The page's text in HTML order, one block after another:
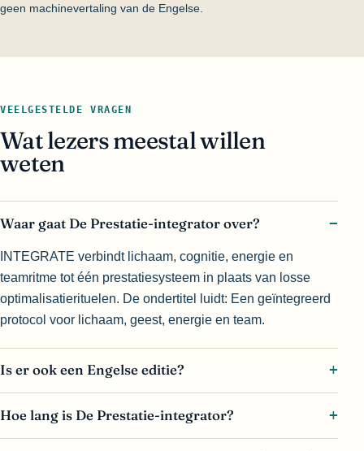
geen machinevertaling van de Engelse.
VEELGESTELDE VRAGEN
Wat lezers meestal willen
weten
Waar gaat De Prestatie-integrator over?
INTEGRATE verbindt lichaam, cognitie, energie en
teamritme tot één prestatiesysteem in plaats van losse
optimalisatierituelen. De ondertitel luidt: Een geïntegreerd
protocol voor lichaam, geest, energie en team.
Is er ook een Engelse editie?
Hoe lang is De Prestatie-integrator?